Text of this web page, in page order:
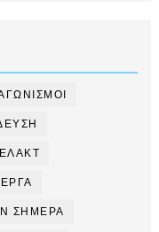
ΣΗΜΕΡΑ